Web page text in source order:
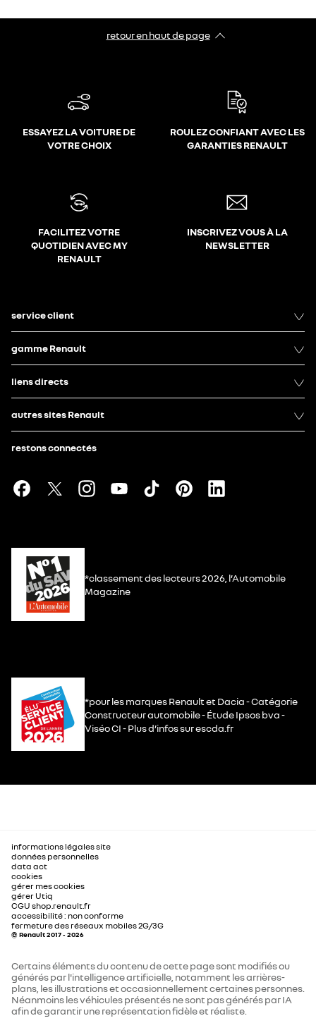
retour en haut de page​
ESSAYEZ LA VOITURE DE
VOTRE CHOIX
ROULEZ CONFIANT AVEC LES
GARANTIES RENAULT
FACILITEZ VOTRE
QUOTIDIEN AVEC MY
RENAULT
INSCRIVEZ VOUS À LA
NEWSLETTER
service client
gamme Renault
liens directs
autres sites Renault
restons connectés
*classement des lecteurs 2026, l’Automobile
Magazine
*pour les marques Renault et Dacia - Catégorie
Constructeur automobile - Étude Ipsos bva -
Viséo CI - Plus d’infos sur escda.fr
informations légales site
données personnelles
data act
cookies
gérer mes cookies
gérer Utiq
CGU shop.renault.fr
accessibilité : non conforme
fermeture des réseaux mobiles 2G/3G
© Renault 2017 - 2026
Certains éléments du contenu de cette page sont modifiés ou
générés par l'intelligence artificielle, notamment les arrières-
plans, les illustrations et occasionnellement certaines personnes.
Néanmoins les véhicules présentés ne sont pas générés par IA
afin de garantir une représentation fidèle et réaliste.